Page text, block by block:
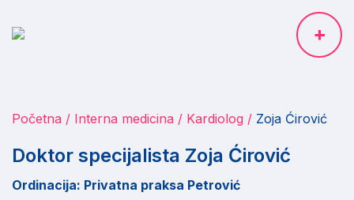
Početna Interna medicina Kardiolog Zoja Ćirović
Doktor specijalista Zoja Ćirović
Ordinacija: Privatna praksa Petrović